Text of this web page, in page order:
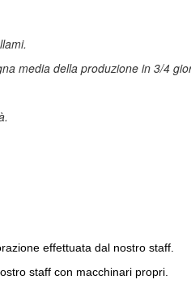
media della produzione in 3/4
effettuata dal nostro staff.
staff con macchinari propri.